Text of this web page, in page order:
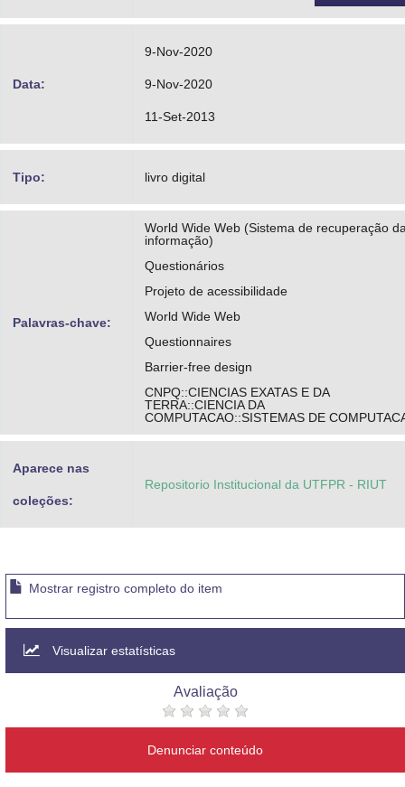
Data:
9-Nov-2020
9-Nov-2020
11-Set-2013
Tipo: livro digital
Palavras-chave:
World Wide Web (Sistema de recuperação
informação)
Questionários
Projeto de acessibilidade
World Wide Web
Questionnaires
Barrier-free design
CNPQ::CIENCIAS EXATAS E DA
TERRA::CIENCIA DA
COMPUTACAO::SISTEMAS DE
Aparece nas
coleções:
Repositorio Institucional da UTFPR - RIUT
Mostrar registro completo do item
Visualizar estatísticas
Avaliação
Denunciar conteúdo